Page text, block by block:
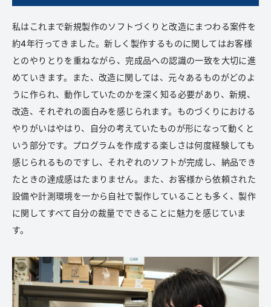
私はこれまで新規製作のソフトづくりと改造にまつわる案件を
約4年行ってきました。新しく製作するものに関してはお客様
とのやりとりを重ねながら、完成品への認識の一致を大切に進
めていきます。また、改造に関しては、元々あるものがどのよ
うに作られ、動作していたのかを深く知る必要があり、新規、
改造、それぞれの面白みを感じられます。ものづくりにおける
やりがいはやはり、自分の考えていたものが形になって動くと
いう部分です。プログラムを作成する楽しさは何度経験しても
感じられるものですし、それぞれのソフトが完成し、納品でき
たときの達成感はたまりません。また、お客様から依頼された
設備や計測環境を一から自社で製作していることも多く、製作
に関してすべて自分の裁量でできることに魅力を感じていま
す。